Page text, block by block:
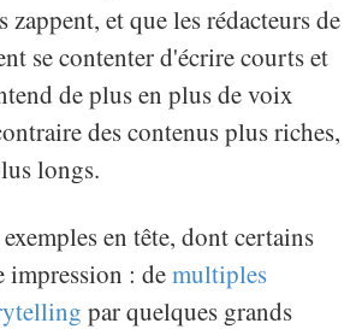
et que les rédacteurs de
se contenter d'écrire courts et
de plus en plus de voix
des contenus plus riches,
longs.
en tête, dont certains
impression : demultiples
par quelques grands